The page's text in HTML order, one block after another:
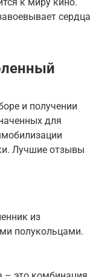
сердца
и получении
для
Лучшие отзывы
из
полукольцами.